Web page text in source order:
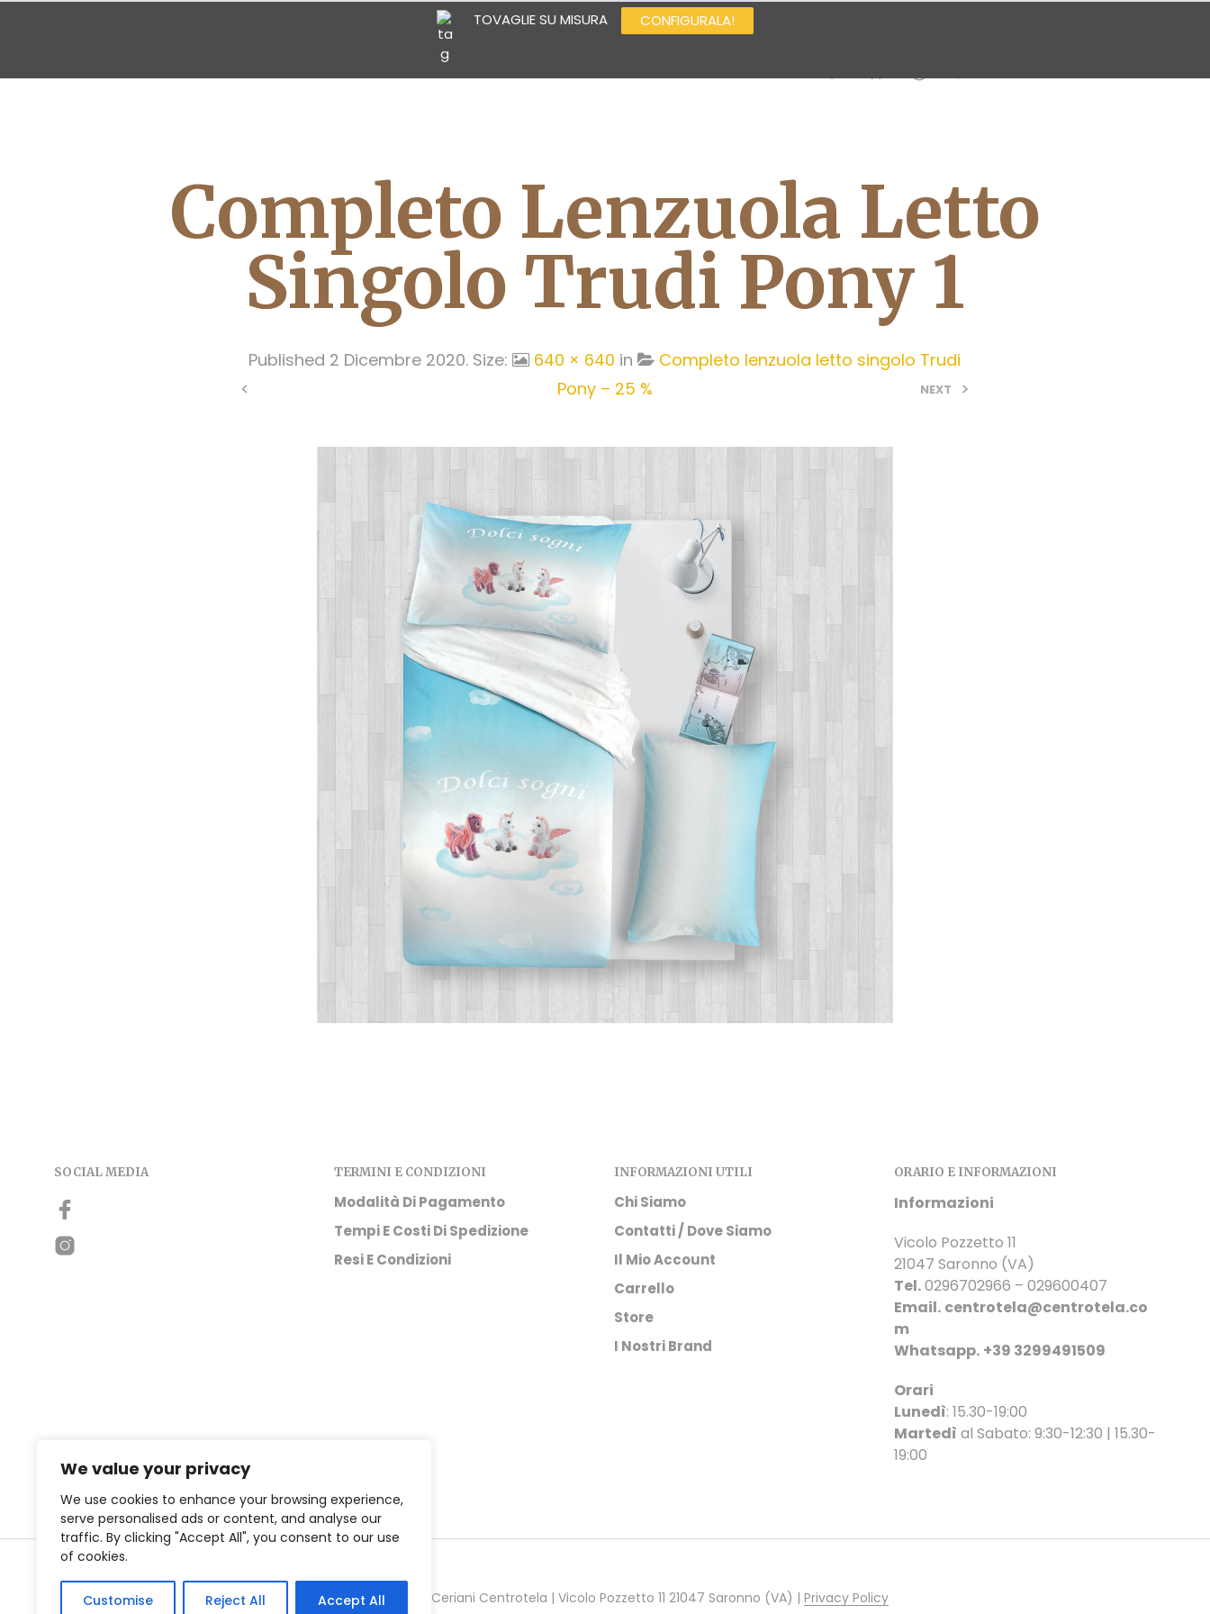
We value your privacy
We use cookies to enhance your browsing experience,
serve personalised ads or content, and analyse our
traffic. By clicking "Accept All", you consent to our use
of cookies.
Customise Reject All Accept All
BAGNO LETTO CUCINA DONNA UOMO JUNIOR OUTLET
Completo Lenzuola Letto
Singolo Trudi Pony 1
Published 2 Dicembre 2020. Size: 640 × 640 in
Completo lenzuola letto singolo Trudi
Pony – 25 %
< NEXT >
SOCIAL MEDIA TERMINI E CONDIZIONI
Modalità Di Pagamento
Tempi E Costi Di Spedizione
Resi E Condizioni
INFORMAZIONI UTILI
Chi Siamo
Contatti / Dove Siamo
Il Mio Account
Carrello
Store
I Nostri Brand
ORARIO E INFORMAZIONI
Informazioni
Vicolo Pozzetto 11
21047 Saronno (VA)
Tel.0296702966 – 029600407
Email. centrotela@centrotela.co
m
Whatsapp. +39 3299491509
Orari
Lunedì: 15.30-19:00
Martedì al Sabato: 9:30-12:30 | 15.30-
19:00
Copyright © 2021 Ceriani Centrotela | Vicolo Pozzetto 11 21047 Saronno (VA) | Privacy Policy
TOVAGLIE SU MISURA CONFIGURALA!